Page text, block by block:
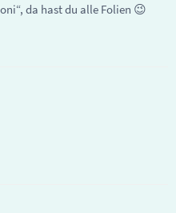
da hast du alle Folien 😉